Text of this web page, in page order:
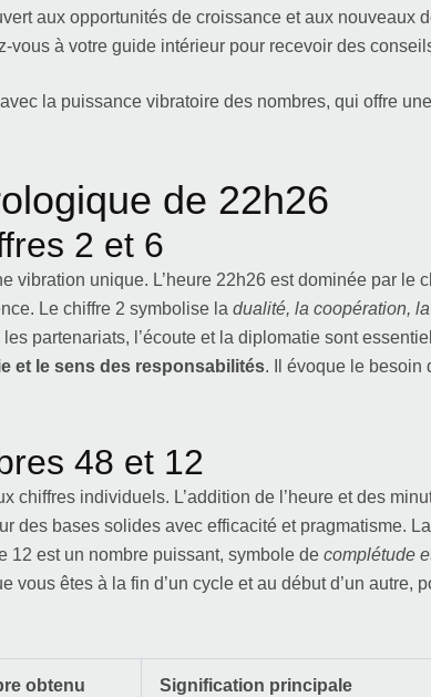
aux opportunités de croissance et aux nouveaux
vous à votre guide intérieur pour recevoir des
la puissance vibratoire des nombres, qui offre
de 22h26
2 et 6
vibration unique. L’heure 22h26 est dominée par le
Le chiffre 2 symbolise la dualité, la coopération,
partenariats, l’écoute et la diplomatie sont
et le sens des responsabilités. Il évoque le besoin
48 et 12
chiffres individuels. L’addition de l’heure et des
des bases solides avec efficacité et pragmatisme.
12 est un nombre puissant, symbole de complétude
vous êtes à la fin d’un cycle et au début d’un autre,
obtenu Signification principale